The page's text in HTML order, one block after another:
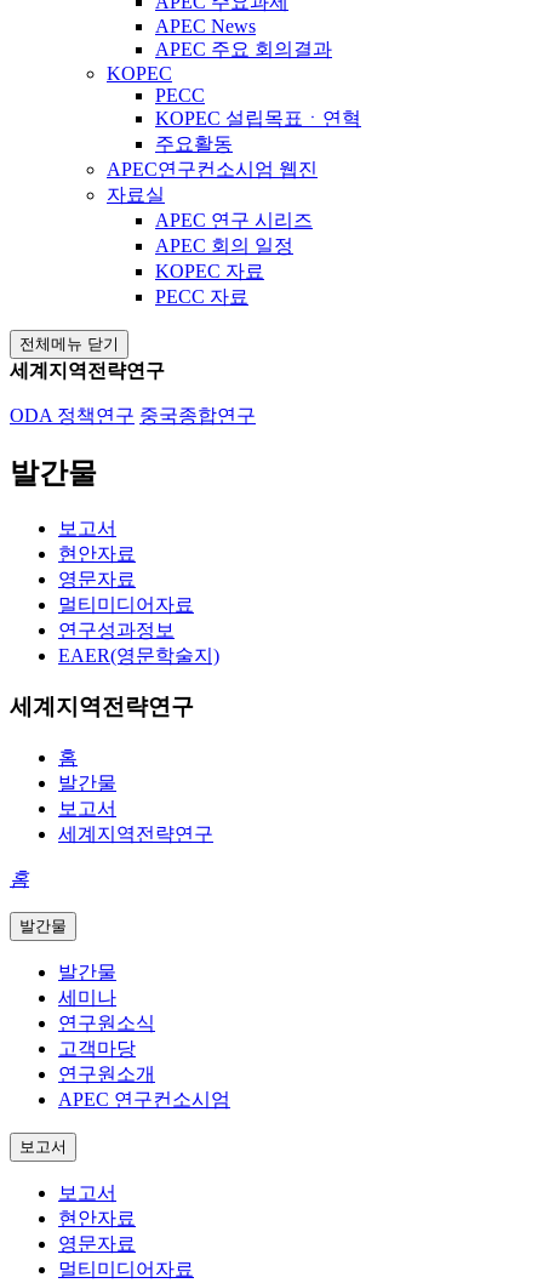
APEC News
APEC 주요 회의결과
KOPEC
PECC
KOPEC 설립목표ㆍ연혁
주요활동
APEC연구컨소시엄 웹진
자료실
APEC 연구 시리즈
APEC 회의 일정
KOPEC 자료
PECC 자료
전체메뉴 닫기
세계지역전략연구
ODA 정책연구 중국종합연구
발간물
보고서
현안자료
영문자료
멀티미디어자료
연구성과정보
EAER(영문학술지)
세계지역전략연구
홈
발간물
보고서
세계지역전략연구
홈
발간물
발간물
세미나
연구원소식
고객마당
연구원소개
APEC 연구컨소시엄
보고서
보고서
현안자료
영문자료
멀티미디어자료